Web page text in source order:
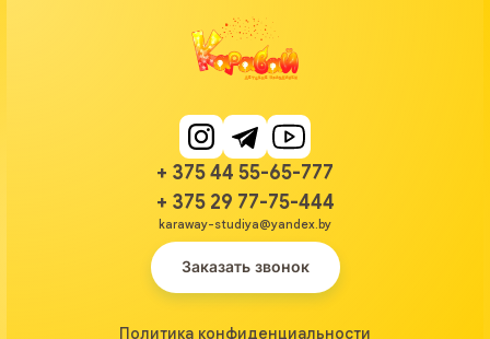
+ 375 44 55-65-777
+ 375 29 77-75-444
karaway-studiya@yandex.by
Заказать звонок
Политика конфиденциальности